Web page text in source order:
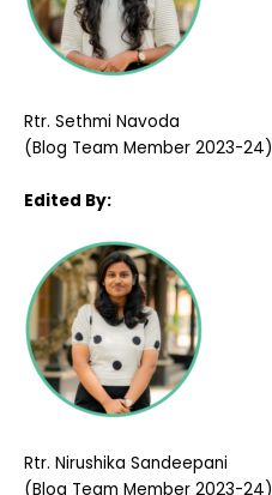
Rtr. Sethmi Navoda
(Blog Team Member 2023-24)
Edited By:
Rtr. Nirushika Sandeepani
(Blog Team Member 2023-24)